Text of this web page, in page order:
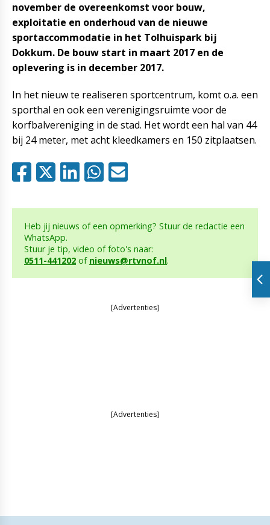
november de overeenkomst voor bouw,
exploitatie en onderhoud van de nieuwe
sportaccommodatie in het Tolhuispark bij
Dokkum. De bouw start in maart 2017 en de
oplevering is in december 2017.
In het nieuw te realiseren sportcentrum, komt o.a. een
sporthal en ook een verenigingsruimte voor de
korfbalvereniging in de stad. Het wordt een hal van 44
bij 24 meter, met acht kleedkamers en 150 zitplaatsen.
Heb jij nieuws of een opmerking? Stuur de redactie een
WhatsApp.
Stuur je tip, video of foto's naar:
0511-441202 of nieuws@rtvnof.nl.
[Advertenties]
[Advertenties]